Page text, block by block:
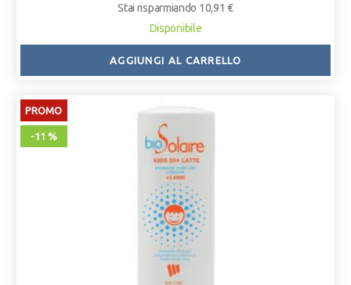
Stai risparmiando 10,91 €
Disponibile
AGGIUNGI AL CARRELLO
PROMO
-11 %